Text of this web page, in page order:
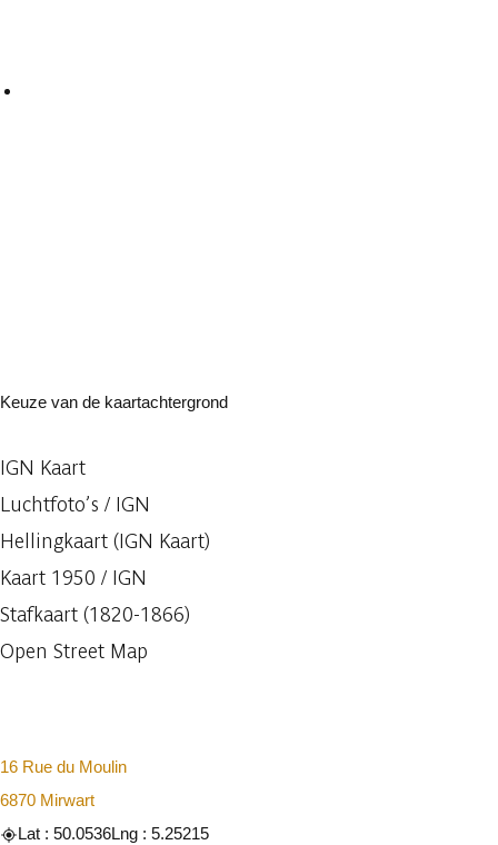
Keuze van de kaartachtergrond
IGN Kaart
Luchtfoto’s / IGN
Hellingkaart (IGN Kaart)
Kaart 1950 / IGN
Stafkaart (1820-1866)
Open Street Map
16 Rue du Moulin
6870 Mirwart
Lat : 50.0536Lng : 5.25215